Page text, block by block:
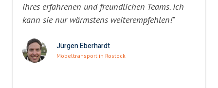
ihres erfahrenen und freundlichen Teams. Ich
kann sie nur wärmstens weiterempfehlen!"
Jürgen Eberhardt
Möbeltransport in Rostock